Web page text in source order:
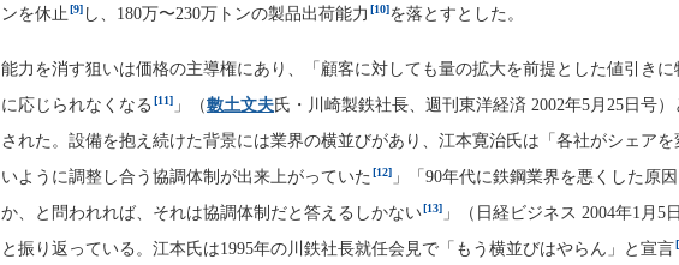
ンを休止[9] し、180万〜230万トンの製品出荷能力 [10]を落とすとした。
能力を消す狙いは価格の主導権にあり、「顧客に対しても量の拡大を前提とした値引きに
に応じられなくなる [11] 」（數土文夫氏・川崎製鉄社長、週刊東洋経済 2002年5月25日号）
された。設備を抱え続けた背景には業界の横並びがあり、江本寛治氏は「各社がシェアを
いように調整し合う協調体制が出来上がっていた [12] 」「90年代に鉄鋼業界を悪くした原
か、と問われれば、それは協調体制だと答えるしかない[13] 」（日経ビジネス 2004年1月5
と振り返っている。江本氏は1995年の川鉄社長就任会見で「もう横並びはやらん」と宣言